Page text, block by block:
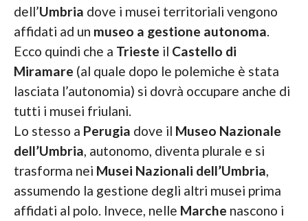
dell’Umbria dove i musei territoriali vengono
affidati ad un museo a gestione autonoma.
Ecco quindi che a Trieste il Castello di
Miramare (al quale dopo le polemiche è stata
lasciata l’autonomia) si dovrà occupare anche di
tutti i musei friulani.
Lo stesso a Perugia dove il Museo Nazionale
dell’Umbria, autonomo, diventa plurale e si
trasforma nei Musei Nazionali dell’Umbria,
assumendo la gestione degli altri musei prima
affidati al polo. Invece, nelle Marche nascono i